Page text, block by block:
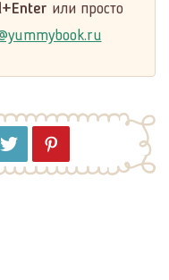
или просто